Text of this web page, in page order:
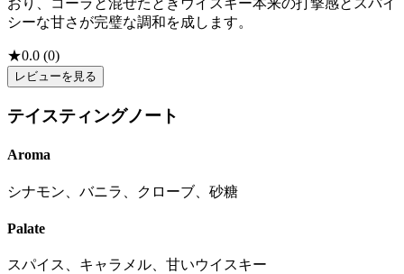
おり、コーラと混ぜたときウイスキー本来の打撃感とスパイ
シーな甘さが完璧な調和を成します。
★0.0 (0)
レビューを見る
テイスティングノート
Aroma
シナモン、バニラ、クローブ、砂糖
Palate
スパイス、キャラメル、甘いウイスキー